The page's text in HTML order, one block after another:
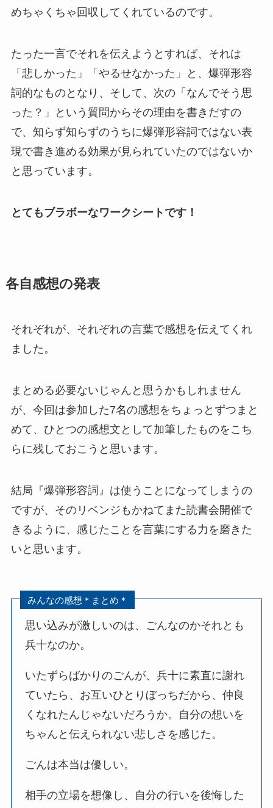
めちゃくちゃ回収してくれているのです。
たった一言でそれを伝えようとすれば、それは
「悲しかった」「やるせなかった」と、爆弾形容
詞的なものとなり、そして、次の「なんでそう思
った？」という質問からその理由を書きだすの
で、知らず知らずのうちに爆弾形容詞ではない表
現で書き進める効果が見られていたのではないか
と思っています。
とてもブラボーなワークシートです！
各自感想の発表
それぞれが、それぞれの言葉で感想を伝えてくれ
ました。
まとめる必要ないじゃんと思うかもしれません
が、今回は参加した7名の感想をちょっとずつまと
めて、ひとつの感想文として加筆したものをこち
らに残しておこうと思います。
結局『爆弾形容詞』は使うことになってしまうの
ですが、そのリベンジもかねてまた読書会開催で
きるように、感じたことを言葉にする力を磨きた
いと思います。
みんなの感想＊まとめ＊
思い込みが激しいのは、ごんなのかそれとも
兵十なのか。
いたずらばかりのごんが、兵十に素直に謝れ
ていたら、お互いひとりぼっちだから、仲良
くなれたんじゃないだろうか。自分の想いを
ちゃんと伝えられない悲しさを感じた。
ごんは本当は優しい。
相手の立場を想像し、自分の行いを後悔した